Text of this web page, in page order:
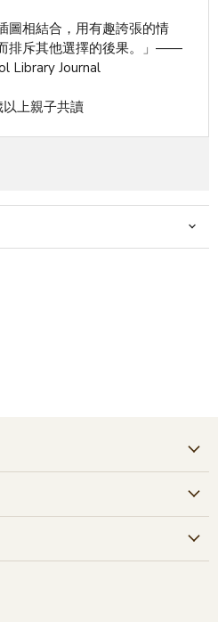
相結合，用有趣誇張的情
排斥其他選擇的後果。」——
Library Journal
上親子共讀